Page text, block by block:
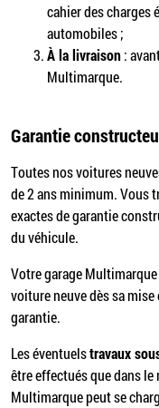
cahier des charges
automobiles ;
À la livraison:
Multimarque.
Garantie
Toutes nos voitures
de 2 ans minimum. Vous
exactes de garantie
du véhicule.
Votre garage
voiture neuve dès sa
garantie.
Les éventuelstravaux
être effectués que dans
Multimarque peut se